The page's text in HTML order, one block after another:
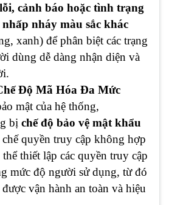
lỗi, cảnh báo hoặc tình trạng
nhấp nháy màu sắc khác
xanh) để phân biệt các trạng
dùng dễ dàng nhận diện và
Độ Mã Hóa Đa Mức
mật của hệ thống,
bị chế độ bảo vệ mật khẩu
quyền truy cập không hợp
thiết lập các quyền truy cập
mức độ người sử dụng, từ đó
vận hành an toàn và hiệu